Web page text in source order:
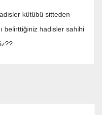
kütübü sitteden
belirttiğiniz hadisler sahihi